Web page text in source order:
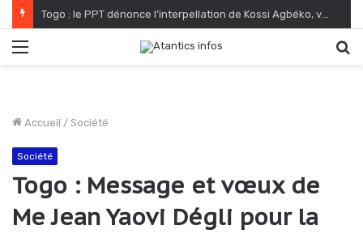
Filière café-cacao au Togo : une relance fondée sur le verdissement et la qualité
Accueil / Société
Société
Togo : Message et vœux de
Me Jean Yaovi Dégli pour la